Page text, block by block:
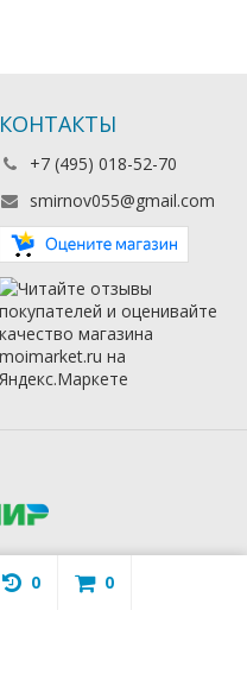
КОНТАКТЫ
+7 (495) 018-52-70
smirnov055@gmail.com
0 0